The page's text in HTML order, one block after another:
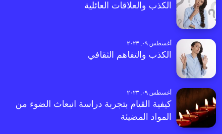
الكذب والعلاقات العائلية
أغسطس ٠٩, ٢٠٢٣
الكذب والتفاهم الثقافي
أغسطس ٠٩, ٢٠٢٣
كيفية القيام بتجربة دراسة انبعاث الضوء من
المواد المضيئة